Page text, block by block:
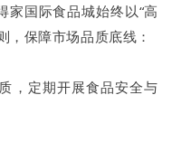
家国际食品城始终以“高
，保障市场品质底线：
，定期开展食品安全与